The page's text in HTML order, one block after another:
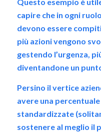
Questo esempio è
capire che in ogni
devono essere
più azioni vengono
gestendo l’urgenza,
diventandone un
Persino il vertice
avere una
standardizzate
sostenere al meglio il